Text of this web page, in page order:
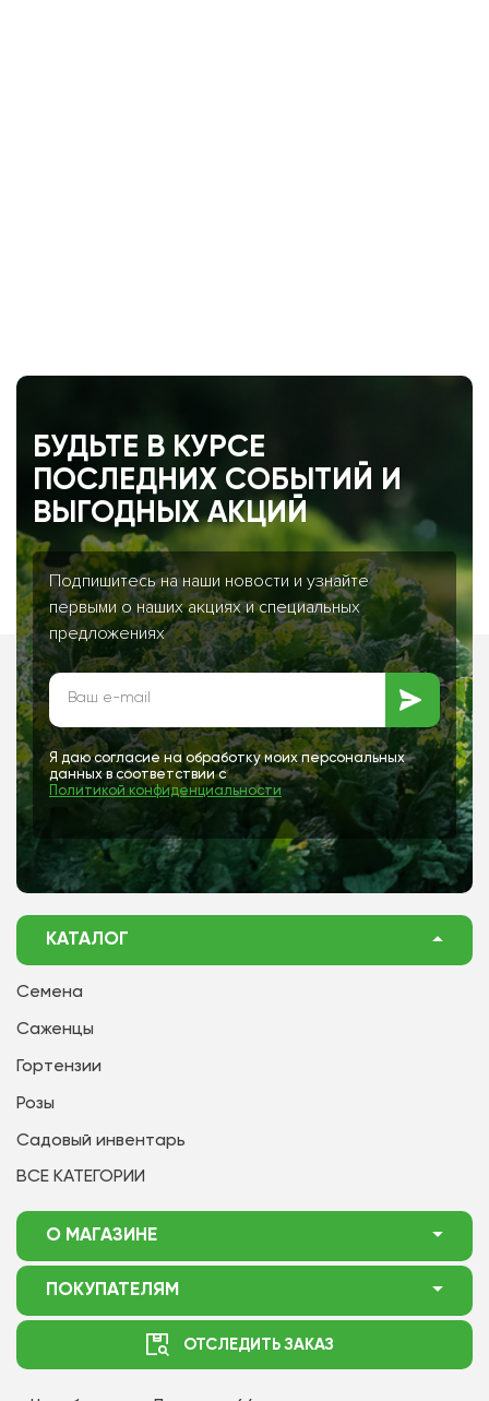
БУДЬТЕ В КУРСЕ
ПОСЛЕДНИХ СОБЫТИЙ И
ВЫГОДНЫХ АКЦИЙ
Подпишитесь на наши новости и узнайте
первыми о наших акциях и специальных
предложениях
Я даю согласие на обработку моих персональных
данных в соответствии с
Политикой конфиденциальности
КАТАЛОГ
Семена
Саженцы
Гортензии
Розы
Садовый инвентарь
ВСЕ КАТЕГОРИИ
О МАГАЗИНЕ
О нас
Акции
ПОКУПАТЕЛЯМ
Как оформить заказ
Статьи садоводу
ОТСЛЕДИТЬ ЗАКАЗ